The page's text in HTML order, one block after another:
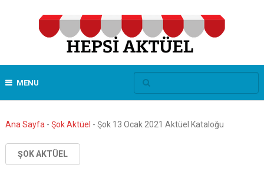
MENU
Ana Sayfa - Şok Aktüel - Şok 13 Ocak 2021 Aktüel Kataloğu
ŞOK AKTÜEL